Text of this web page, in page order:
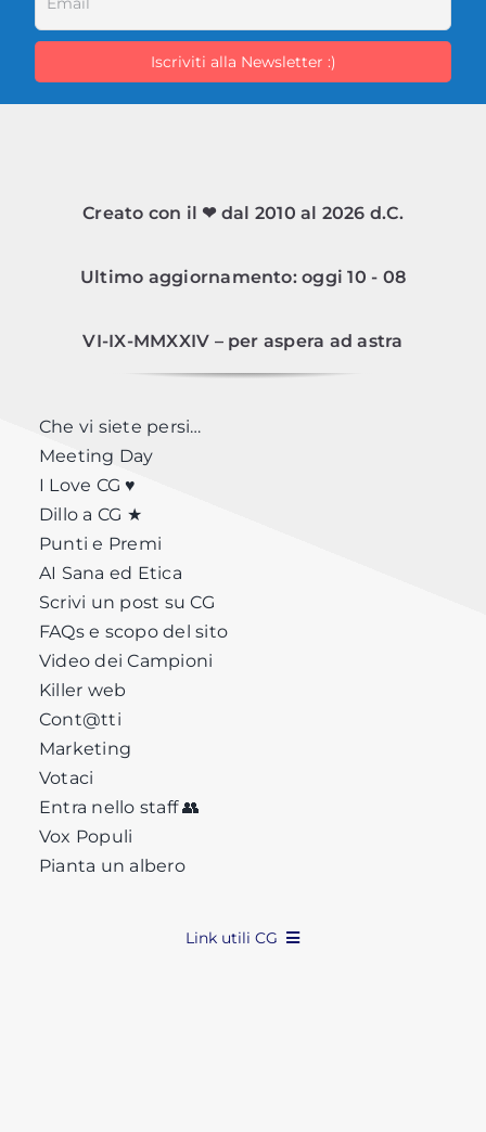
Creato con il ❤ dal 2010 al 2026 d.C.
Ultimo aggiornamento: oggi 10 - 08
VI-IX-MMXXIV – per aspera ad astra
Che vi siete persi…
Meeting Day
I Love CG ♥
Dillo a CG ★
Punti e Premi
AI Sana ed Etica
Scrivi un post su CG
FAQs e scopo del sito
Video dei Campioni
Killer web
Cont@tti
Marketing
Votaci
Entra nello staff 👥
Vox Populi
Pianta un albero
Link utili CG